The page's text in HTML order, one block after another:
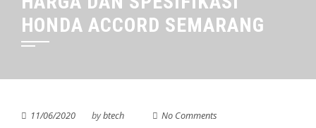
HONDA ACCORD SEMARANG
11/06/2020 bybtech No Comments